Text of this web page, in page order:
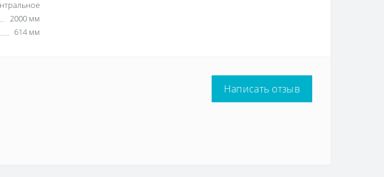
2000 мм
614 мм
Написать отзыв